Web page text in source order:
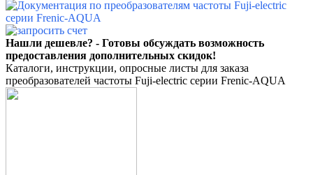
Нашли дешевле? - Готовы обсуждать возможность
предоставления дополнительных скидок!
Каталоги, инструкции, опросные листы для заказа
преобразователей частоты Fuji-electric серии Frenic-AQUA